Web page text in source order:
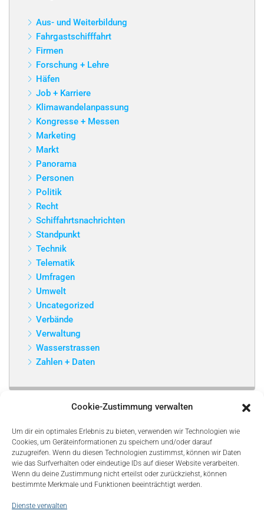
Cookie-Zustimmung verwalten
Um dir ein optimales Erlebnis zu bieten, verwenden wir Technologien wie
Cookies, um Geräteinformationen zu speichern und/oder darauf
zuzugreifen. Wenn du diesen Technologien zustimmst, können wir Daten
wie das Surfverhalten oder eindeutige IDs auf dieser Website verarbeiten.
Wenn du deine Zustimmung nicht erteilst oder zurückziehst, können
bestimmte Merkmale und Funktionen beeinträchtigt werden.
Dienste verwalten
Aus- und Weiterbildung
Fahrgastschifffahrt
Firmen
Forschung + Lehre
Häfen
Job + Karriere
Klimawandelanpassung
Kongresse + Messen
Marketing
Markt
Panorama
Personen
Politik
Recht
Schiffahrtsnachrichten
Standpunkt
Technik
Telematik
Umfragen
Umwelt
Uncategorized
Verbände
Verwaltung
Wasserstrassen
Zahlen + Daten